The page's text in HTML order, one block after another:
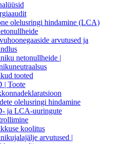
olelusringi hindamine (LCA)
arvutused ja
netonullheide |
tooted
| Toote
olelusringi hindamine
ja LCA-uuringute
koolitus
arvutused |